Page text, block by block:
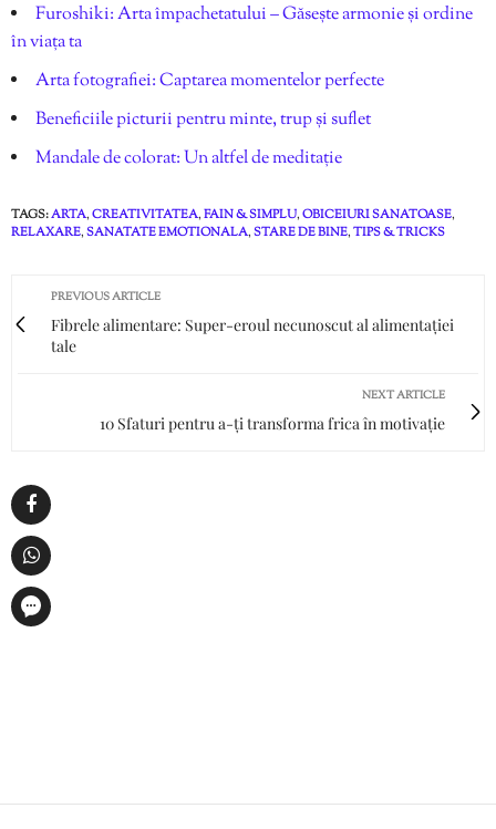
Furoshiki: Arta împachetatului – Găsește armonie și ordine
în viața ta
Arta fotografiei: Captarea momentelor perfecte
Beneficiile picturii pentru minte, trup și suflet
Mandale de colorat: Un altfel de meditație
TAGS:ARTA,CREATIVITATEA,FAIN & SIMPLU,OBICEIURI SANATOASE,
RELAXARE,SANATATE EMOTIONALA,STARE DE BINE,TIPS & TRICKS
PREVIOUS ARTICLE
Fibrele alimentare: Super-eroul necunoscut al alimentației
tale
NEXT ARTICLE
10 Sfaturi pentru a-ți transforma frica în motivație